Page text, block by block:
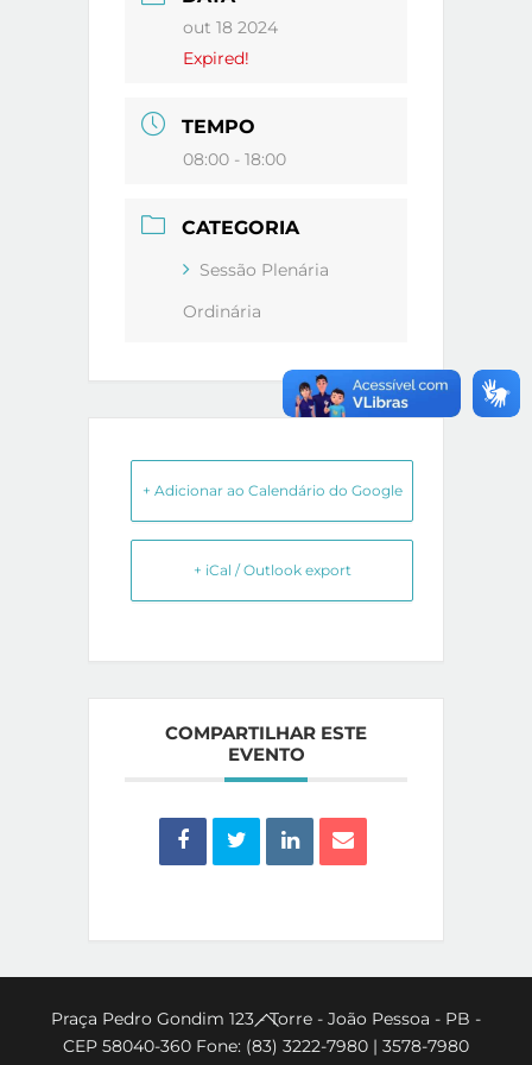
out 18 2024
Expired!
TEMPO
08:00 - 18:00
CATEGORIA
Sessão Plenária
Ordinária
+ Adicionar ao Calendário do Google
+ iCal / Outlook export
COMPARTILHAR ESTE
EVENTO
Back
To
Praça Pedro Gondim 123 - Torre - João Pessoa - PB -
CEP 58040-360 Fone: (83) 3222-7980 | 3578-7980